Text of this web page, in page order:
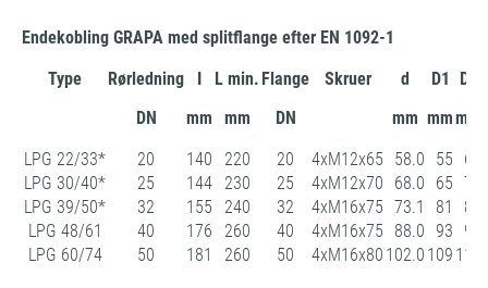
Endekobling GRAPA med splitflange efter EN 1092-1
Type
Rørledning
DN
I
mm
L min.
mm
Flange
DN
Skruer
d
mm
D1
mm
D2
mm
LPG 22/33*
20 140 220 20 4xM12x65 58.0 55 61
LPG 30/40*
25 144 230 25 4xM12x70 68.0 65 71
LPG 39/50*
32 155 240 32 4xM16x75 73.1 81 87
LPG 48/61
40 176 260 40 4xM16x75 88.0 93 99
LPG 60/74
50 181 260 50 4xM16x80 102.0 109 115